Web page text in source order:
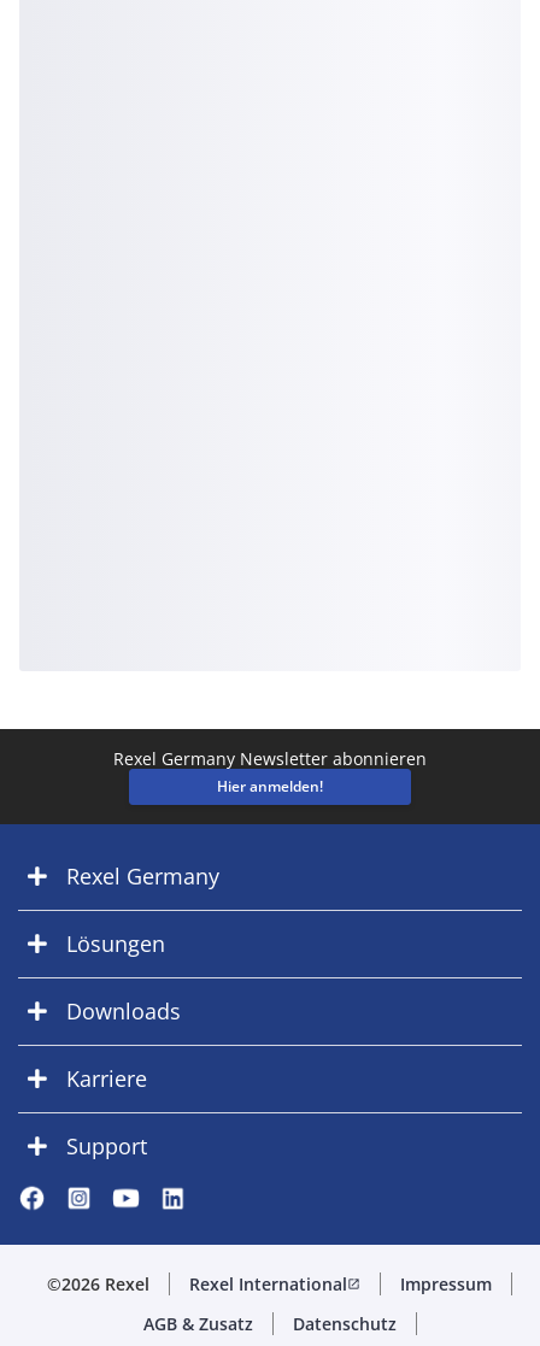
Rexel Germany Newsletter abonnieren
Hier anmelden!
Rexel Germany
Lösungen
Downloads
Karriere
Support
©2026 Rexel Rexel Internationalopen_in_new
Impressum
AGB & Zusatz
Datenschutz